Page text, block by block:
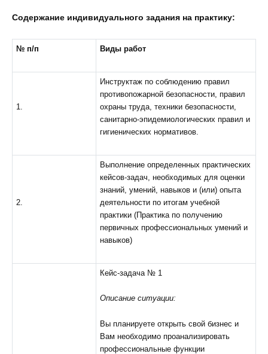
Содержание индивидуального задания на практику:
№ п/п Виды работ
1.
Инструктаж по соблюдению правил
противопожарной безопасности, правил
охраны труда, техники безопасности,
санитарно-эпидемиологических правил и
гигиенических нормативов.
2.
Выполнение определенных практических
кейсов-задач, необходимых для оценки
знаний, умений, навыков и (или) опыта
деятельности по итогам учебной
практики (Практика по получению
первичных профессиональных умений и
навыков)
Кейс-задача № 1
Описание ситуации:
Вы планируете открыть свой бизнес и
Вам необходимо проанализировать
профессиональные функции